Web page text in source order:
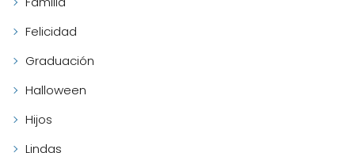
Felicidad
Graduación
Halloween
Hijos
Lindas